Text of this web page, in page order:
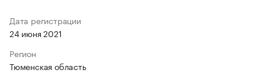
Дата регистрации
24 июня 2021
Регион
Тюменская область